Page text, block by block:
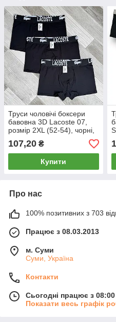
Труси чоловічі боксери
бавовна 3D Lacoste 07,
розмір 2XL (52-54), чорні,
03375
107,20 ₴
Купити
Про нас
100% позитивних з 703
Працює з 08.03.2013
м. Суми
Суми, Україна
Контакти
Сьогодні працює з
Показати весь графік